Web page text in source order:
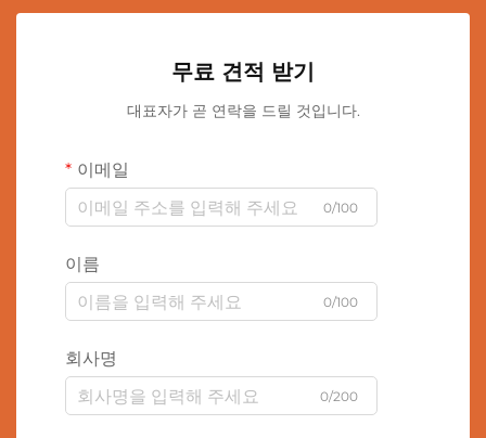
무료 견적 받기
대표자가 곧 연락을 드릴 것입니다.
이메일
0/100
이름
0/100
회사명
0/200